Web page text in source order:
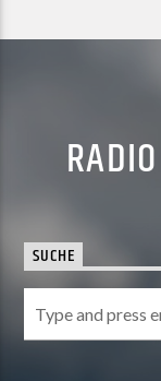
SUCHE